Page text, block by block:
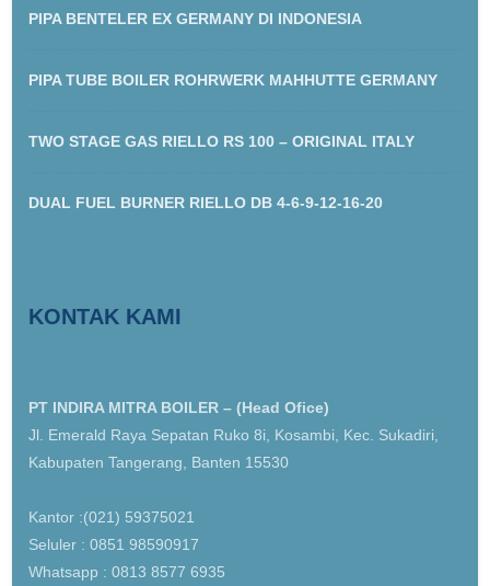
PIPA BENTELER EX GERMANY DI INDONESIA
PIPA TUBE BOILER ROHRWERK MAHHUTTE GERMANY
TWO STAGE GAS RIELLO RS 100 – ORIGINAL ITALY
DUAL FUEL BURNER RIELLO DB 4-6-9-12-16-20
KONTAK KAMI
PT INDIRA MITRA BOILER – (Head Ofice)
Jl. Emerald Raya Sepatan Ruko 8i, Kosambi, Kec. Sukadiri,
Kabupaten Tangerang, Banten 15530
Kantor :(021) 59375021
Seluler : 0851 98590917
Whatsapp : 0813 8577 6935